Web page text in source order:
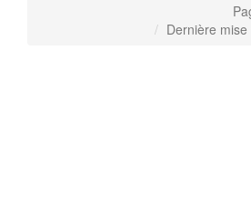
Dernière